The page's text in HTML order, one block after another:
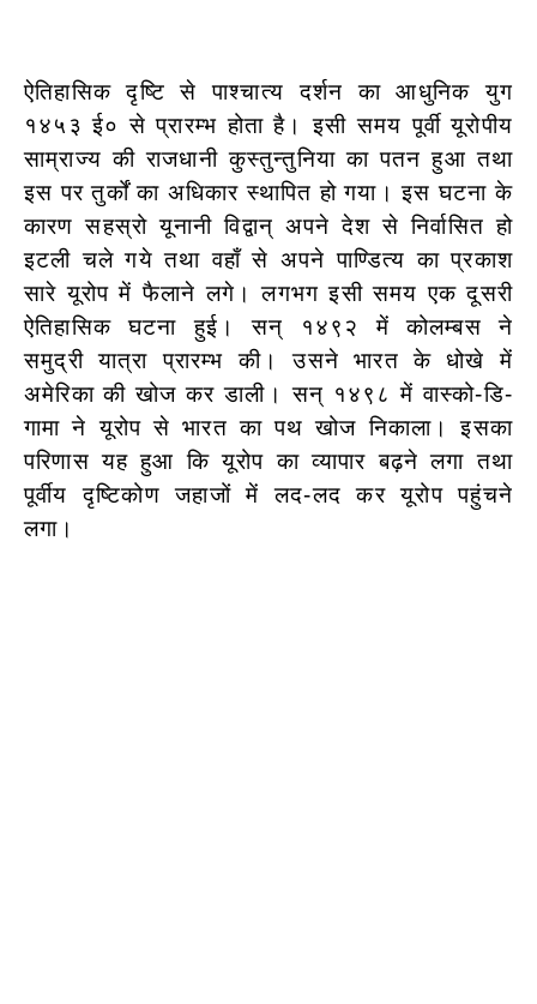
ऐतिहासिक दृष्टि से पाश्चात्य दर्शन का आधुनिक युग
१४५३ ई० से प्रारम्भ होता है। इसी समय पूर्वी यूरोपीय
साम्राज्य की राजधानी कुस्तुन्तुनिया का पतन हुआ तथा
इस पर तुर्कों का अधिकार स्थापित हो गया। इस घटना के
कारण सहस्रो यूनानी विद्वान् अपने देश से निर्वासित हो
इटली चले गये तथा वहाँ से अपने पाण्डित्य का प्रकाश
सारे यूरोप में फैलाने लगे। लगभग इसी समय एक दूसरी
ऐतिहासिक घटना हुई। सन् १४९२ में कोलम्बस ने
समुद्री यात्रा प्रारम्भ की। उसने भारत के धोखे में
अमेरिका की खोज कर डाली। सन् १४९८ में वास्को-डि-
गामा ने यूरोप से भारत का पथ खोज निकाला। इसका
परिणास यह हुआ कि यूरोप का व्यापार बढ़ने लगा तथा
पूर्वीय दृष्टिकोण जहाजों में लद-लद कर यूरोप पहुंचने
लगा।